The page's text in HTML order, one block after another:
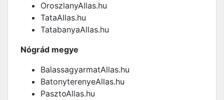
OroszlanyAllas.hu
TataAllas.hu
TatabanyaAllas.hu
Nógrád megye
BalassagyarmatAllas.hu
BatonyterenyeAllas.hu
PasztoAllas.hu